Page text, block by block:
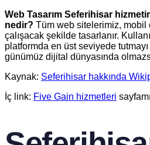
Web Tasarım Seferihisar
nedir? Tüm web sitelerimiz, mobil
çalışacak şekilde tasarlanır.
platformda en üst seviyede
günümüz dijital dünyasında
Kaynak: Seferihisar hakkında
İç link: Five Gain hizmetleri